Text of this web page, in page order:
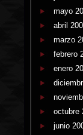
mayo
abril
marzo
febrero
enero
octubre
junio